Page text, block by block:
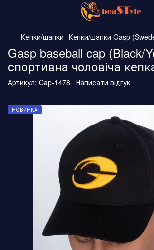
Кепки/шапки Кепки/шапки Gasp
Gasp baseball cap (Black/
спортивна чоловіча
Артикул: Cap-1478 Написати відгук
НОВИНКА